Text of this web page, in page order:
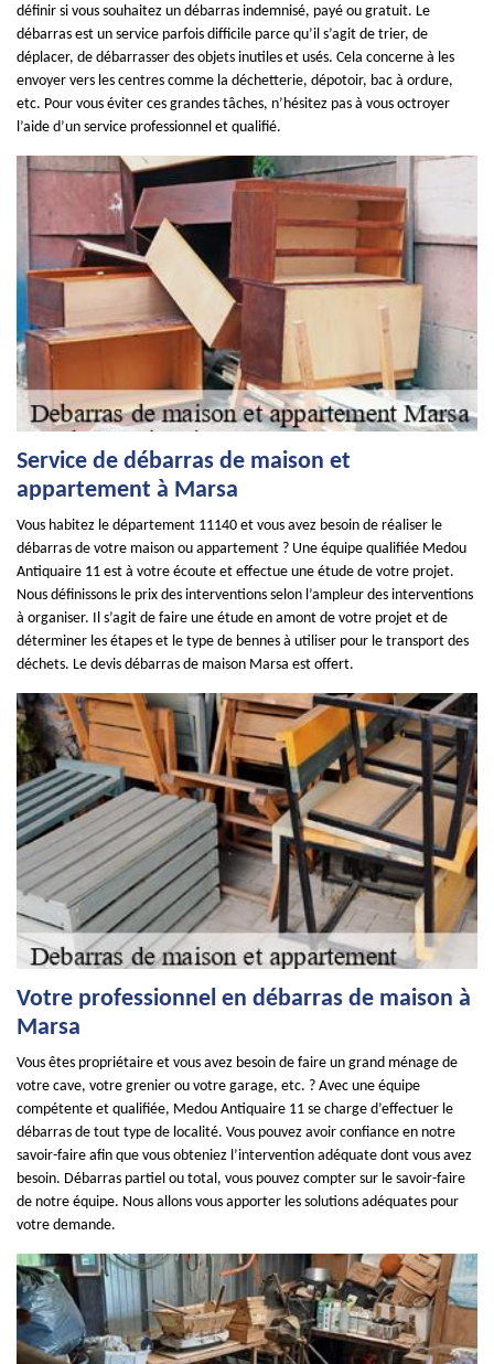
définir si vous souhaitez un débarras indemnisé, payé ou gratuit. Le
débarras est un service parfois difficile parce qu’il s’agit de trier, de
déplacer, de débarrasser des objets inutiles et usés. Cela concerne à les
envoyer vers les centres comme la déchetterie, dépotoir, bac à ordure,
etc. Pour vous éviter ces grandes tâches, n’hésitez pas à vous octroyer
l’aide d’un service professionnel et qualifié.
Service de débarras de maison et
appartement à Marsa
Vous habitez le département 11140 et vous avez besoin de réaliser le
débarras de votre maison ou appartement ? Une équipe qualifiée Medou
Antiquaire 11 est à votre écoute et effectue une étude de votre projet.
Nous définissons le prix des interventions selon l’ampleur des interventions
à organiser. Il s’agit de faire une étude en amont de votre projet et de
déterminer les étapes et le type de bennes à utiliser pour le transport des
déchets. Le devis débarras de maison Marsa est offert.
Votre professionnel en débarras de maison à
Marsa
Vous êtes propriétaire et vous avez besoin de faire un grand ménage de
votre cave, votre grenier ou votre garage, etc. ? Avec une équipe
compétente et qualifiée, Medou Antiquaire 11 se charge d’effectuer le
débarras de tout type de localité. Vous pouvez avoir confiance en notre
savoir-faire afin que vous obteniez l’intervention adéquate dont vous avez
besoin. Débarras partiel ou total, vous pouvez compter sur le savoir-faire
de notre équipe. Nous allons vous apporter les solutions adéquates pour
votre demande.